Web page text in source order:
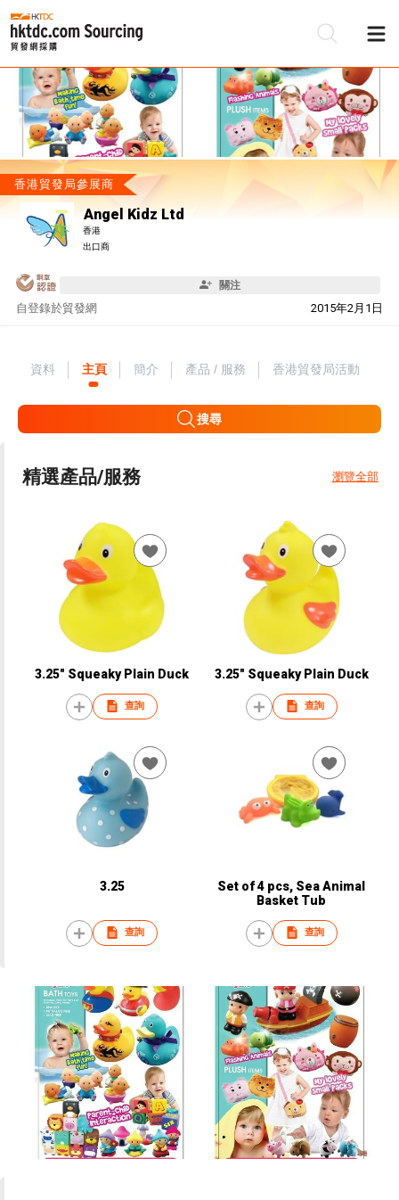
香港貿發局參展商
Angel Kidz Ltd
香港
出口商
關注
自 2015年2月1日
登錄於貿發網
資料 主頁 簡介 產品 / 服務 香港貿發局活動
搜尋
精選產品/服務 瀏覽全部
3.25" Squeaky Plain Duck
查詢
3.25" Squeaky Plain Duck
查詢
3.25
查詢
Set of 4 pcs, Sea Animal
Basket Tub
查詢